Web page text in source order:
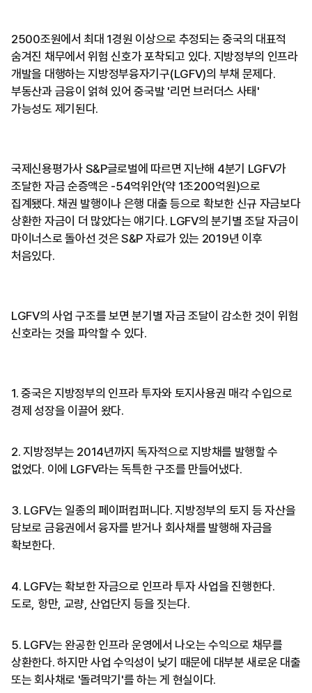
2500조원에서 최대 1경원 이상으로 추정되는 중국의 대표적
숨겨진 채무에서 위험 신호가 포착되고 있다. 지방정부의 인프라
개발을 대행하는 지방정부융자기구(LGFV)의 부채 문제다.
부동산과 금융이 얽혀 있어 중국발 '리먼 브러더스 사태'
가능성도 제기된다.
국제신용평가사 S&P글로벌에 따르면 지난해 4분기 LGFV가
조달한 자금 순증액은 -54억위안(약 1조200억원)으로
집계됐다. 채권 발행이나 은행 대출 등으로 확보한 신규 자금보다
상환한 자금이 더 많았다는 얘기다. LGFV의 분기별 조달 자금이
마이너스로 돌아선 것은 S&P 자료가 있는 2019년 이후
처음있다.
LGFV의 사업 구조를 보면 분기별 자금 조달이 감소한 것이 위험
신호라는 것을 파악할 수 있다.
1. 중국은 지방정부의 인프라 투자와 토지사용권 매각 수입으로
경제 성장을 이끌어 왔다.
2. 지방정부는 2014년까지 독자적으로 지방채를 발행할 수
없었다. 이에 LGFV라는 독특한 구조를 만들어냈다.
3. LGFV는 일종의 페이퍼컴퍼니다. 지방정부의 토지 등 자산을
담보로 금융권에서 융자를 받거나 회사채를 발행해 자금을
확보한다.
4. LGFV는 확보한 자금으로 인프라 투자 사업을 진행한다.
도로, 항만, 교량, 산업단지 등을 짓는다.
5. LGFV는 완공한 인프라 운영에서 나오는 수익으로 채무를
상환한다. 하지만 사업 수익성이 낮기 때문에 대부분 새로운 대출
또는 회사채로 '돌려막기'를 하는 게 현실이다.